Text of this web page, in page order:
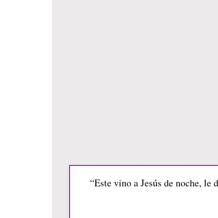
“Este vino a Jesús de noche,